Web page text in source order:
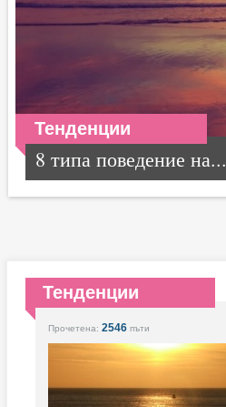
Тенденции
8 типа поведение на...
Тенденции
Прочетена: 2546 пъти